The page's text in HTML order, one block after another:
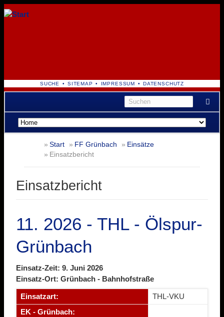
NAVIGATION
ÜBERSPRINGEN
SUCHE SITEMAP IMPRESSUM DATENSCHUTZ
Navigation
überspringen
Start FF Grünbach
Einsätze
Einsatzbericht
Einsatzbericht
11. 2026 - THL - Ölspur-
Grünbach
Einsatz-Zeit: 9. Juni 2026
Einsatz-Ort: Grünbach - Bahnhofstraße
Einsatzart:
THL-VKU
EK - Grünbach: